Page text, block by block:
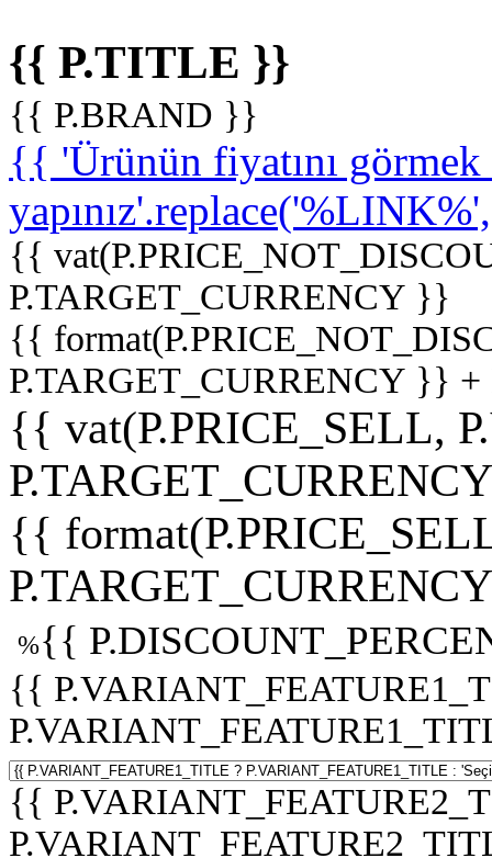
{{ P.TITLE }}
{{ P.BRAND }}
{{ 'Ürünün fiyatını
{{
P.TARGET_CURRENCY }}
{{
P.TARGET_CURRENCY }}
{{ vat(P.PRICE_SELL,
{{
%{{
{{
{{